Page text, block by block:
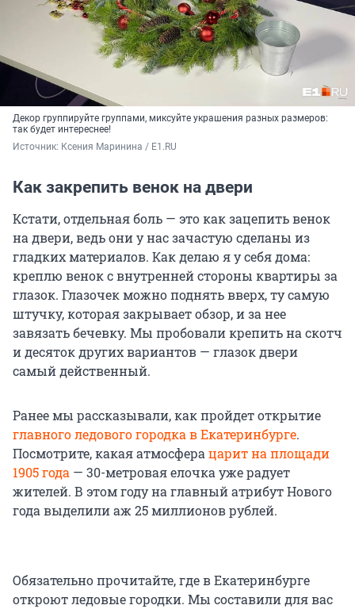
Декор группируйте группами, миксуйте украшения разных размеров:
так будет интереснее!
Источник: Ксения Маринина / E1.RU
Как закрепить венок на двери
Кстати, отдельная боль — это как зацепить венок
на двери, ведь они у нас зачастую сделаны из
гладких материалов. Как делаю я у себя дома:
креплю венок с внутренней стороны квартиры за
глазок. Глазочек можно поднять вверх, ту самую
штучку, которая закрывает обзор, и за нее
завязать бечевку. Мы пробовали крепить на скотч
и десяток других вариантов — глазок двери
самый действенный.
Ранее мы рассказывали, как пройдет открытие
главного ледового городка в Екатеринбурге.
Посмотрите, какая атмосферацарит на площади
1905 года — 30-метровая елочка уже радует
жителей. В этом году на главный атрибут Нового
года выделили аж 25 миллионов рублей.
Обязательно прочитайте, где в Екатеринбурге
откроют ледовые городки. Мы составили для вас